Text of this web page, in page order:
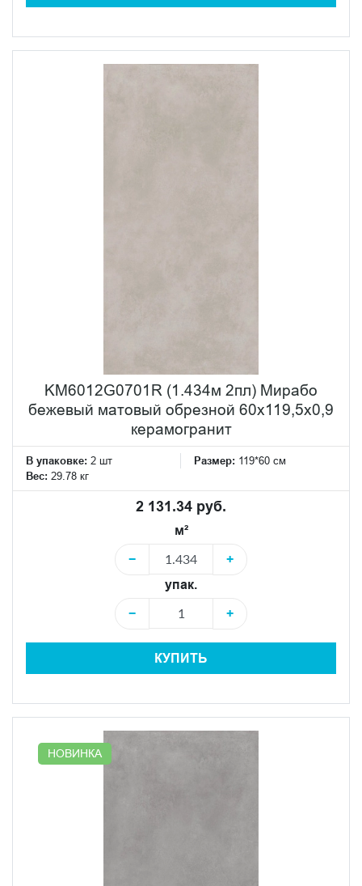
KM6012G0701R (1.434м 2пл) Мирабо
бежевый матовый обрезной 60x119,5x0,9
керамогранит
В упаковке: 2 шт Размер: 119*60 см
Вес: 29.78 кг
2 131.34 руб.
м²
−
+
упак.
−
+
КУПИТЬ
НОВИНКА